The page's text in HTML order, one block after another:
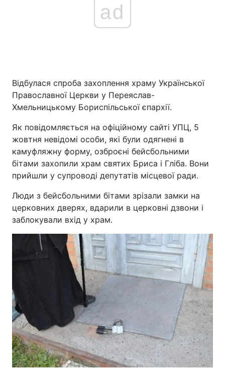
ad
Відбулася спроба захоплення храму Української
Православної Церкви у Переяслав-
Хмельницькому Бориспільської єпархії.
Як повідомляється на офіційному сайті УПЦ, 5
жовтня невідомі особи, які були одягнені в
камуфляжну форму, озброєні бейсбольними
бітами захопили храм святих Бриса і Гліба. Вони
прийшли у супроводі депутатів місцевої ради.
Люди з бейсбольними бітами зрізали замки на
церковних дверях, вдарили в церковні дзвони і
заблокували вхід у храм.